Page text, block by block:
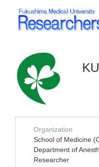
Organization
School of Medicine
Department of
Researcher